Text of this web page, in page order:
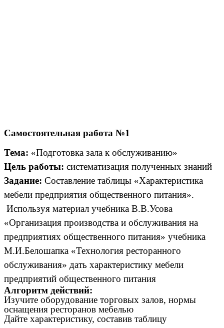
Самостоятельная работа №1
Тема: «Подготовка зала к обслуживанию»
Цель работы: систематизация полученных знаний
Задание: Составление таблицы «Характеристика
мебели предприятия общественного питания».
Используя материал учебника В.В.Усова
«Организация производства и обслуживания на
предприятиях общественного питания» учебника
М.И.Белошапка «Технология ресторанного
обслуживания» дать характеристику мебели
предприятий общественного питания
Алгоритм действий:
Изучите оборудование торговых залов, нормы
оснащения ресторанов мебелью
Дайте характеристику, составив таблицу